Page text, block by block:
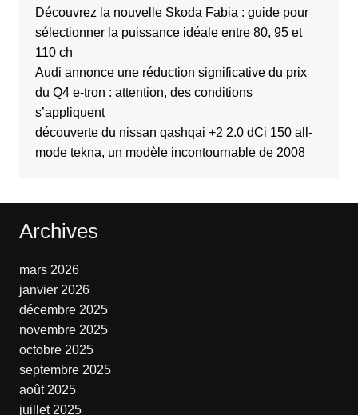
Découvrez la nouvelle Skoda Fabia : guide pour
sélectionner la puissance idéale entre 80, 95 et
110 ch
Audi annonce une réduction significative du prix
du Q4 e-tron : attention, des conditions
s’appliquent
découverte du nissan qashqai +2 2.0 dCi 150 all-
mode tekna, un modèle incontournable de 2008
Archives
mars 2026
janvier 2026
décembre 2025
novembre 2025
octobre 2025
septembre 2025
août 2025
juillet 2025